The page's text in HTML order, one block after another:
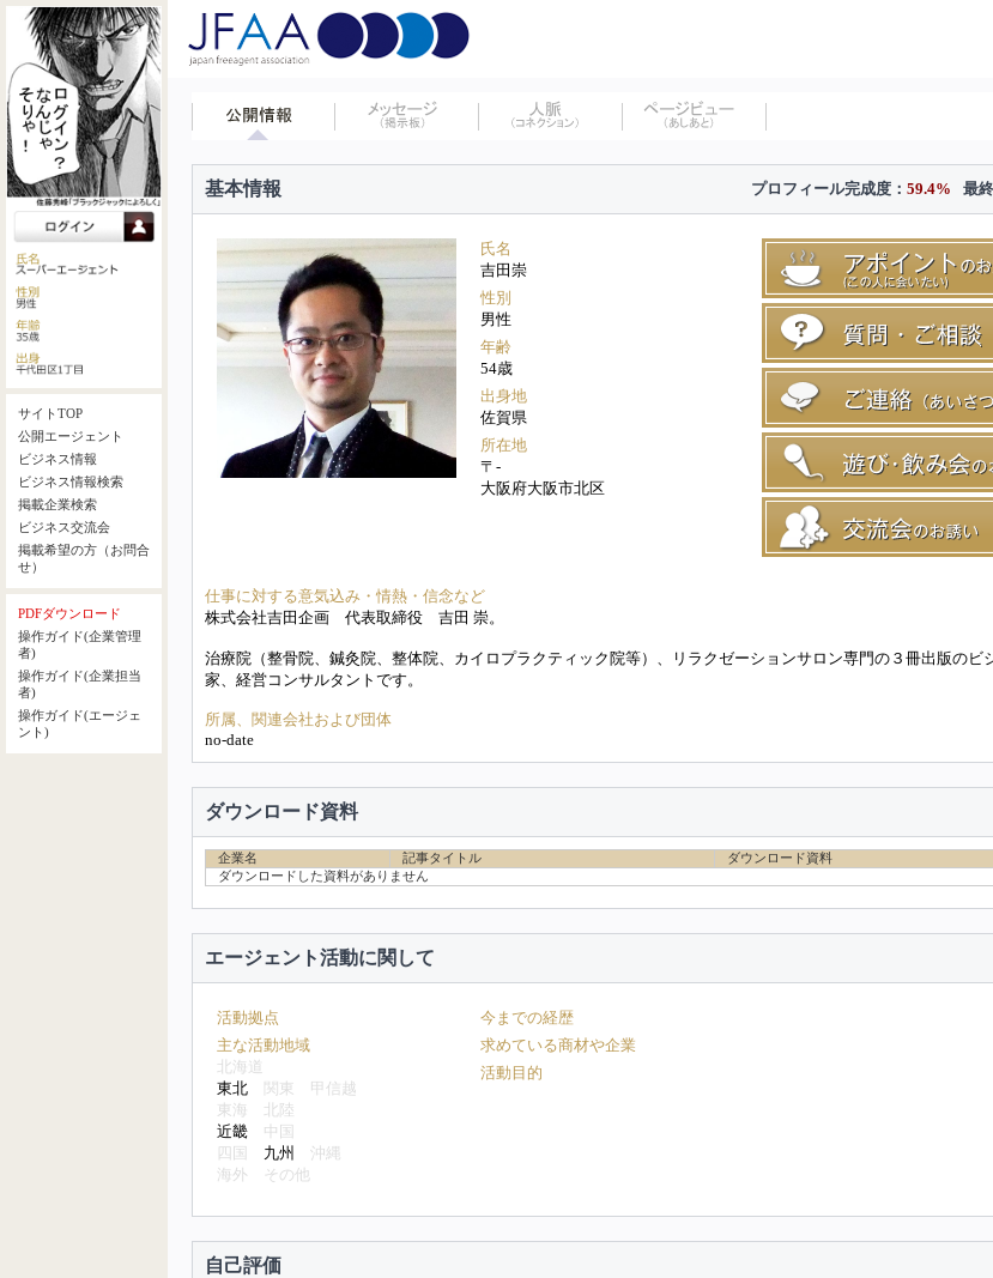
サイトTOP
公開エージェント
ビジネス情報
ビジネス情報検索
掲載企業検索
ビジネス交流会
掲載希望の方（お問合
せ）
PDFダウンロード
操作ガイド(企業管理
者)
操作ガイド(企業担当
者)
操作ガイド(エージェ
ント)
基本情報 最
プロフィール完成度： 59.4%
氏名
吉田崇
性別
男性
年齢
54歳
出身地
佐賀県
所在地
〒-
大阪府大阪市北区
仕事に対する意気込み・情熱・信念など
株式会社吉田企画 代表取締役 吉田 崇。
治療院（整骨院、鍼灸院、整体院、カイロプラクティック院等）、リラクゼーションサロン専門の３冊出版のビ
家、経営コンサルタントです。
所属、関連会社および団体
no-date
ダウンロード資料
企業名 記事タイトル
ダウンロード資料
ダウンロードした資料がありません
エージェント活動に関して
活動拠点
主な活動地域
北海道
東北
関東
甲信越
東海
北陸
近畿 中国
四国
九州 沖縄
海外
その他
今までの経歴
求めている商材や企業
活動目的
自己評価